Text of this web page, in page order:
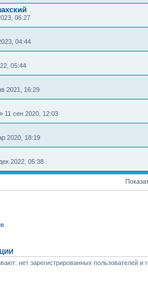
06:27
04:44
05:44
2021, 16:29
» 11 сен 2020, 12:03
2020, 18:19
2022, 05:38
нет зарегистрированных пользователей и